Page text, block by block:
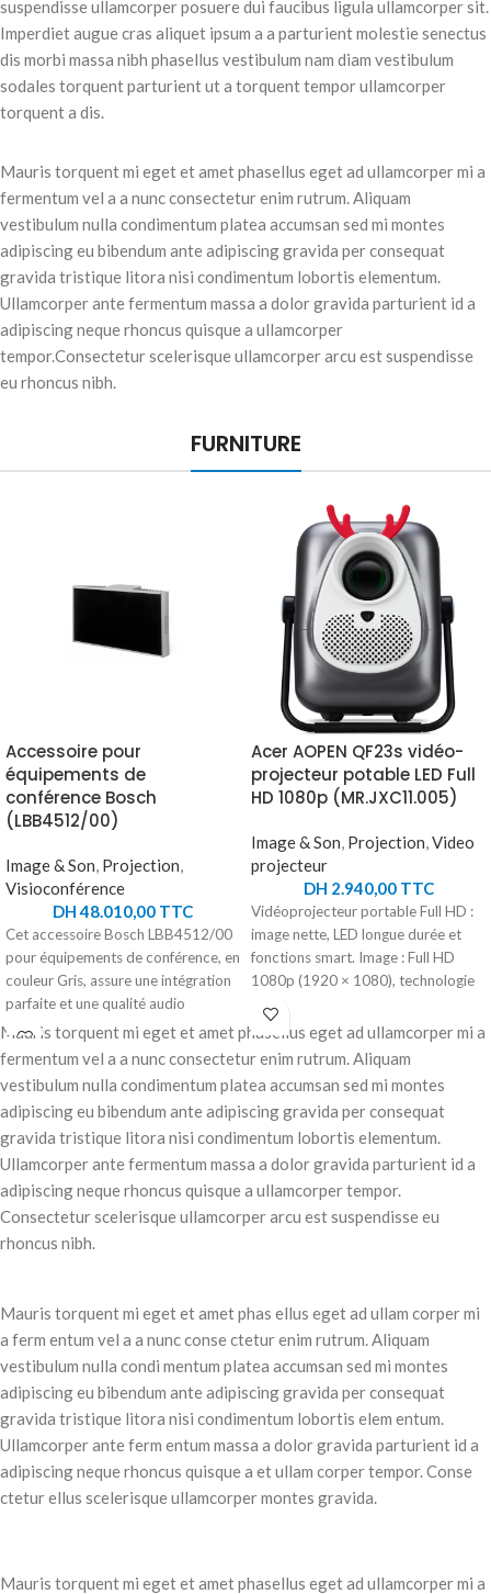
suspendisse ullamcorper posuere dui faucibus ligula ullamcorper sit.
Imperdiet augue cras aliquet ipsum a a parturient molestie senectus
dis morbi massa nibh phasellus vestibulum nam diam vestibulum
sodales torquent parturient ut a torquent tempor ullamcorper
torquent a dis.
Mauris torquent mi eget et amet phasellus eget ad ullamcorper mi a
fermentum vel a a nunc consectetur enim rutrum. Aliquam
vestibulum nulla condimentum platea accumsan sed mi montes
adipiscing eu bibendum ante adipiscing gravida per consequat
gravida tristique litora nisi condimentum lobortis elementum.
Ullamcorper ante fermentum massa a dolor gravida parturient id a
adipiscing neque rhoncus quisque a ullamcorper
tempor.Consectetur scelerisque ullamcorper arcu est suspendisse
eu rhoncus nibh.
FURNITURE
Accessoire pour
équipements de
conférence Bosch
(LBB4512/00)
Image & Son, Projection,
Visioconférence
DH48.010,00 TTC
Cet accessoire Bosch LBB4512/00
pour équipements de conférence, en
couleur Gris, assure une intégration
parfaite et une qualité audio
supérieure. Conçu pour une
compatibilité optimale avec divers
garantit une clarté sonore
exceptionnelle et une fiabilité accrue
lors de vos réunions et 1
présentations. Améliorez l'efficacité
de vos événements avec cet
accessoire essentiel, parfaitement
adapté aux besoins professionnels
Acer AOPEN QF23s vidéo-
projecteur potable LED Full
HD 1080p (MR.JXC11.005)
Image & Son, Projection,Video
projecteur
DH 2.940,00TTC
Vidéoprojecteur portable Full HD :
image nette, LED longue durée et
fonctions smart. Image : Full HD
1080p (1920 × 1080), technologie
(6 500 LED lumens). Contraste : 1
000:1. Source lumineuse : LED,
jusqu'à 30 000 heures sans
remplacement. Projection : focale
standard, image de 40 à 120 pouces
(rapport de projection 1,26:1).
Connectique : HDMI, USB,
Bluetooth, screen mirroring sans fil.
Son : 2 haut-parleur s intégrés, 6 W
YouTube, Prime Video), autofocus,
correction trapézoïdale
automatique, démarrage instantané
et Bluetooth audio. Emportez le
cinéma et vos applis partout grâce à
sa portabilité et son autonomie LED.
Mauris torquent mi eget et amet phasellus eget ad ullamcorper mi a
fermentum vel a a nunc consectetur enim rutrum. Aliquam
vestibulum nulla condimentum platea accumsan sed mi montes
adipiscing eu bibendum ante adipiscing gravida per consequat
gravida tristique litora nisi condimentum lobortis elementum.
Ullamcorper ante fermentum massa a dolor gravida parturient id a
adipiscing neque rhoncus quisque a ullamcorper tempor.
Consectetur scelerisque ullamcorper arcu est suspendisse eu
rhoncus nibh.
Mauris torquent mi eget et amet phas ellus eget ad ullam corper mi
a ferm entum vel a a nunc conse ctetur enim rutrum. Aliquam
vestibulum nulla condi mentum platea accumsan sed mi montes
adipiscing eu bibendum ante adipiscing gravida per consequat
gravida tristique litora nisi condimentum lobortis elem entum.
Ullamcorper ante ferm entum massa a dolor gravida parturient id a
adipiscing neque rhoncus quisque a et ullam corper tempor. Conse
ctetur ellus scelerisque ullamcorper montes gravida.
Mauris torquent mi eget et amet phasellus eget ad ullamcorper mi a